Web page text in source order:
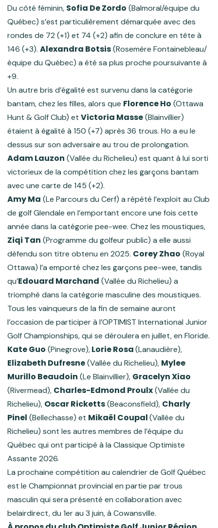
Du côté féminin, Sofia De Zordo (Balmoral/équipe du
Québec) s’est particulièrement démarquée avec des
rondes de 72 (+1) et 74 (+2) afin de conclure en tête à
146 (+3). Alexandra Botsis(Rosemère Fontainebleau/
équipe du Québec) a été sa plus proche poursuivante à
+9.
Un autre bris d’égalité est survenu dans la catégorie
bantam, chez les filles, alors que Florence Ho (Ottawa
Hunt & Golf Club) et Victoria Masse(Blainvillier)
étaient à égalité à 150 (+7) après 36 trous. Ho a eu le
dessus sur son adversaire au trou de prolongation.
Adam Lauzon (Vallée du Richelieu) est quant à lui sorti
victorieux de la compétition chez les garçons bantam
avec une carte de 145 (+2).
Amy Ma (Le Parcours du Cerf) a répété l’exploit au Club
de golf Glendale en l’emportant encore une fois cette
année dans la catégorie pee-wee. Chez les moustiques,
Ziqi Tan (Programme du golfeur public) a elle aussi
défendu son titre obtenu en 2025. Corey Zhao (Royal
Ottawa) l’a emporté chez les garçons pee-wee, tandis
qu’Edouard Marchand (Vallée du Richelieu) a
triomphé dans la catégorie masculine des moustiques.
Tous les vainqueurs de la fin de semaine auront
l’occasion de participer à l’OPTIMIST International Junior
Golf Championships, qui se déroulera en juillet, en Floride.
Kate Guo (Pinegrove),Lorie Rosa(Lanaudière),
Elizabeth Dufresne(Vallée du Richelieu), Mylee
Murillo Beaudoin (Le Blainvillier), Gracelyn Xiao
(Rivermead), Charles-Edmond Proulx(Vallée du
Richelieu), Oscar Ricketts(Beaconsfield), Charly
Pinel (Bellechasse) et Mikaël Coupal(Vallée du
Richelieu) sont les autres membres de l’équipe du
Québec qui ont participé à la Classique Optimiste
Assante 2026.
La prochaine compétition au calendrier de Golf Québec
est le Championnat provincial en partie par trous
masculin qui sera présenté en collaboration avec
belairdirect, du 1er au 3 juin, à Cowansville.